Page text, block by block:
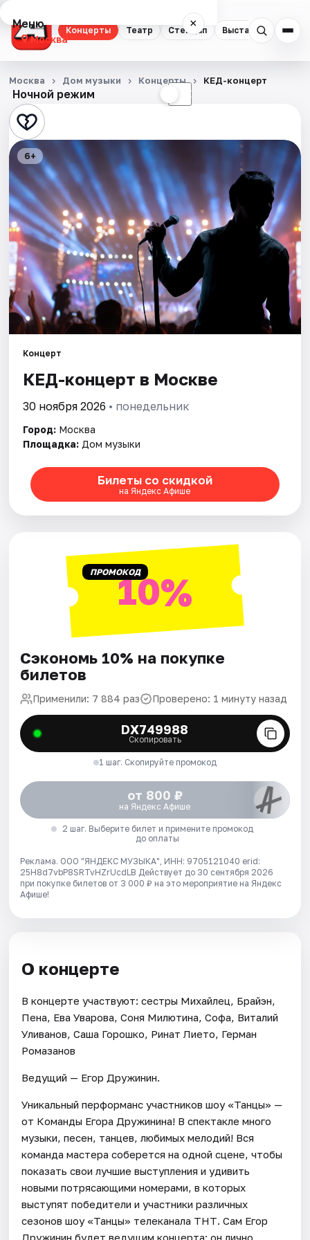
Концерты Театр Стендап Выставки
Меню ×
Москва
Концерты
Театр
Стендап
Выставки
Квесты
Экскурсии
Спорт
События
Площадки
Артисты
Рейтинги
Ночной режим ☾
Москва Дом музыки Концерты КЕД-концерт
6+
Концерт
КЕД-концерт в Москве
30 ноября 2026 • понедельник
Город: Москва
Площадка: Дом музыки
Билеты со скидкой
на Яндекс Афише
ПРОМОКОД10%
Сэкономь 10% на покупке
билетов
Применили: 7 884 раз Проверено: 1 минуту назад
DX749988
Скопировать
1 шаг. Скопируйте промокод
от 800 ₽
на Яндекс Афише
2 шаг. Выберите билет и примените промокод
до оплаты
Реклама. ООО "ЯНДЕКС МУЗЫКА", ИНН: 9705121040 erid:
25H8d7vbP8SRTvHZrUcdLB Действует до 30 сентября 2026
при покупке билетов от 3 000 ₽ на это мероприятие на Яндекс
Афише!
О концерте
В концерте участвуют: сестры Михайлец, Брайэн,
Пена, Ева Уварова, Соня Милютина, Софа, Виталий
Уливанов, Саша Горошко, Ринат Лието, Герман
Ромазанов
Ведущий — Егор Дружинин.
Уникальный перформанс участников шоу «Танцы» —
от Команды Егора Дружинина! В спектакле много
музыки, песен, танцев, любимых мелодий! Вся
команда мастера соберется на одной сцене, чтобы
показать свои лучшие выступления и удивить
новыми потрясающими номерами, в которых
выступят победители и участники различных
сезонов шоу «Танцы» телеканала ТНТ. Сам Егор
Дружинин будет ведущим концерта: он лично